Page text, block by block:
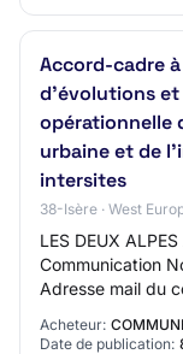
Accord-cadre
d'évolutions
opérationnelle
urbaine et de
intersites
38-Isère · West
LES DEUX
Communication
Adresse mail du
Acheteur:
Date de publication: